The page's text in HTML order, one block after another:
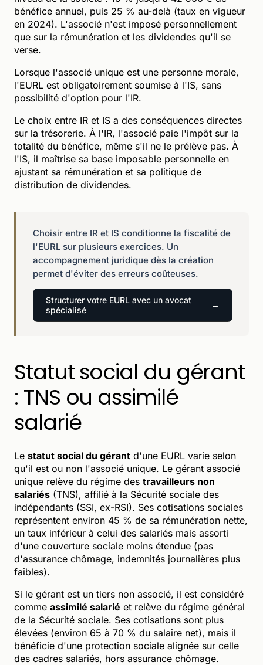
bénéfice annuel, puis 25 % au-delà (taux en vigueur
en 2024). L'associé n'est imposé personnellement
que sur la rémunération et les dividendes qu'il se
verse.
Lorsque l'associé unique est une personne morale,
l'EURL est obligatoirement soumise à l'IS, sans
possibilité d'option pour l'IR.
Le choix entre IR et IS a des conséquences directes
sur la trésorerie. À l'IR, l'associé paie l'impôt sur la
totalité du bénéfice, même s'il ne le prélève pas. À
l'IS, il maîtrise sa base imposable personnelle en
ajustant sa rémunération et sa politique de
distribution de dividendes.
Choisir entre IR et IS conditionne la fiscalité de
l'EURL sur plusieurs exercices. Un
accompagnement juridique dès la création
permet d'éviter des erreurs coûteuses.
Structurer votre EURL avec un avocat
spécialisé
Statut social du gérant
: TNS ou assimilé
salarié
Le statut social du gérant d'une EURL varie selon
qu'il est ou non l'associé unique. Le gérant associé
unique relève du régime des travailleurs non
salariés (TNS), affilié à la Sécurité sociale des
indépendants (SSI, ex-RSI). Ses cotisations sociales
représentent environ 45 % de sa rémunération nette,
un taux inférieur à celui des salariés mais assorti
d'une couverture sociale moins étendue (pas
d'assurance chômage, indemnités journalières plus
faibles).
Si le gérant est un tiers non associé, il est considéré
comme assimilé salarié et relève du régime général
de la Sécurité sociale. Ses cotisations sont plus
élevées (environ 65 à 70 % du salaire net), mais il
bénéficie d'une protection sociale alignée sur celle
des cadres salariés, hors assurance chômage.